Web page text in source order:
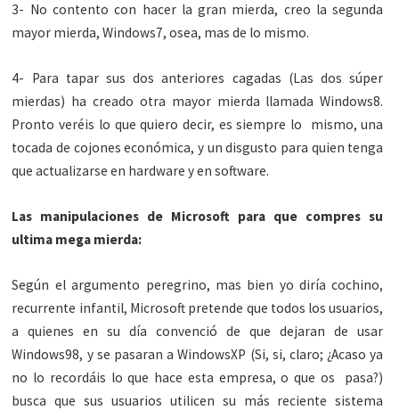
3- No contento con hacer la gran mierda, creo la segunda
mayor mierda, Windows7, osea, mas de lo mismo.
4- Para tapar sus dos anteriores cagadas (Las dos súper
mierdas) ha creado otra mayor mierda llamada Windows8.
Pronto veréis lo que quiero decir, es siempre lo mismo, una
tocada de cojones económica, y un disgusto para quien tenga
que actualizarse en hardware y en software.
Las manipulaciones de Microsoft para que compres su
ultima mega mierda:
Según el argumento peregrino, mas bien yo diría cochino,
recurrente infantil, Microsoft pretende que todos los usuarios,
a quienes en su día convenció de que dejaran de usar
Windows98, y se pasaran a WindowsXP (Si, si, claro; ¿Acaso ya
no lo recordáis lo que hace esta empresa, o que os pasa?)
busca que sus usuarios utilicen su más reciente sistema